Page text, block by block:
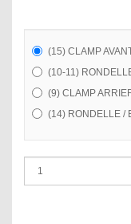
(15) CLAMP
(10-11)
(9) CLAMP
(14) RONDELLE /